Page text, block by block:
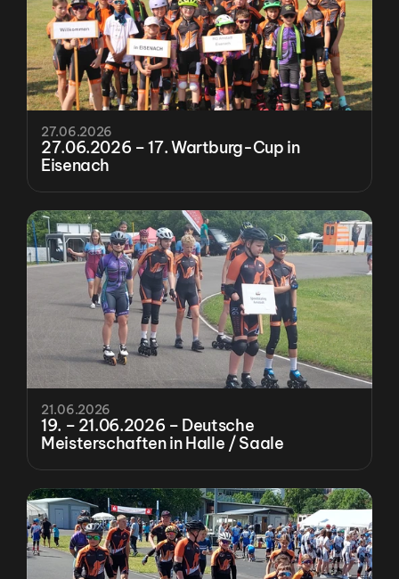
27.06.2026
27.06.2026 – 17. Wartburg-Cup in
Eisenach
21.06.2026
19. – 21.06.2026 – Deutsche
Meisterschaften in Halle / Saale